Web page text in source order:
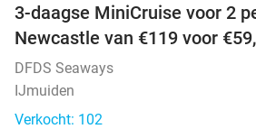
3-daagse MiniCruise voor 2
Newcastle van €119 voor
DFDS Seaways
IJmuiden
Verkocht: 102